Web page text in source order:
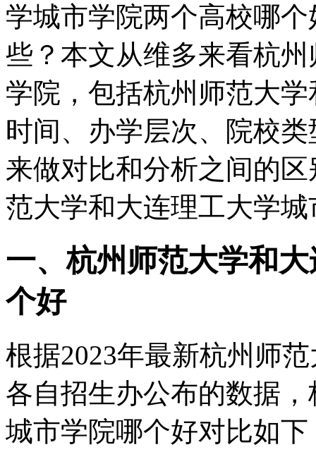
学城市学院两个高校哪
些？本文从维多来看杭
学院，包括杭州师范大
时间、办学层次、院校
来做对比和分析之间的
范大学和大连理工大学
一、杭州师范大学和
个好
根据2023年最新杭州师
各自招生办公布的数据
城市学院哪个好对比如下